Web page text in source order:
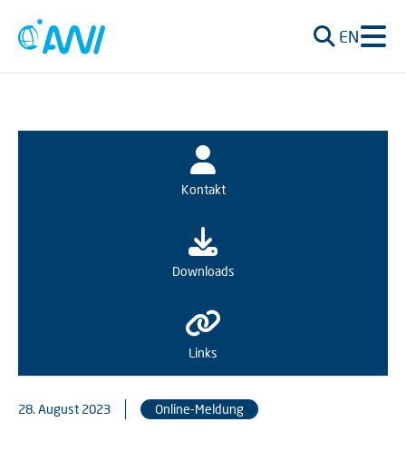
EN
Kontakt
Downloads
Links
28. August 2023 Online-Meldung